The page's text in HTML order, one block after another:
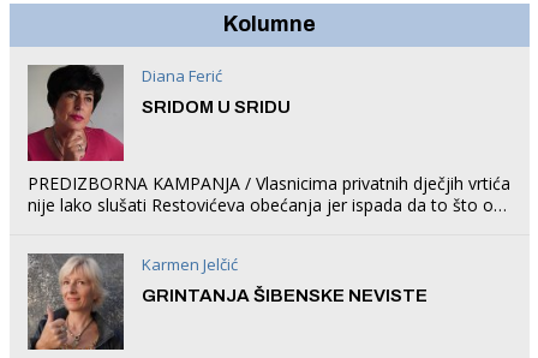
Kolumne
Diana Ferić
SRIDOM U SRIDU
PREDIZBORNA KAMPANJA / Vlasnicima privatnih dječjih vrtića
nije lako slušati Restovićeva obećanja jer ispada da to što oni
Karmen Jelčić
GRINTANJA ŠIBENSKE NEVISTE